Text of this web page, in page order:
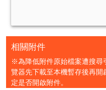
相關附件
※為降低附件原始檔案遭搜尋
覽器先下載至本機暫存後再
定是否開啟附件。